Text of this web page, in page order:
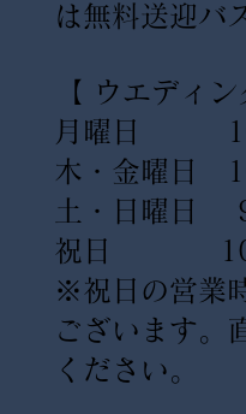
は無料送迎バ
【 ウエディン
月曜日 10
木・金曜日
土・日曜日
祝日 10：
※祝日の営業
ございます。
ください。